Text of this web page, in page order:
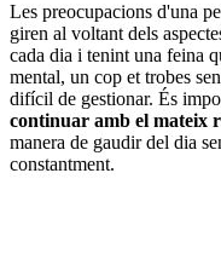
Les preocupacions d'una
giren al voltant dels
cada dia i tenint una feina
mental, un cop et trobes
difícil de gestionar. És
continuar amb el mateix
manera de gaudir del dia
constantment.